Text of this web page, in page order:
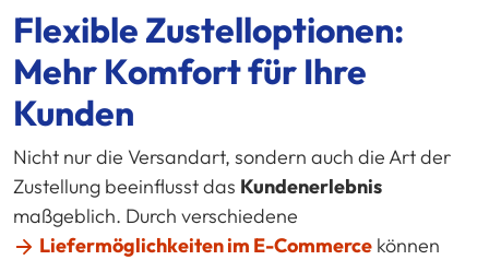
Flexible Zustelloptionen:
Mehr Komfort für Ihre
Kunden
Nicht nur die Versandart, sondern auch die Art der
Zustellung beeinflusst das Kundenerlebnis
maßgeblich. Durch verschiedene
Liefermöglichkeiten im E-Commerce können